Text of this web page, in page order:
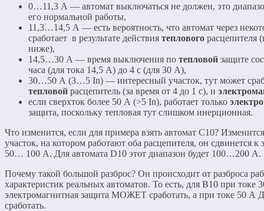
0…11,3 А — автомат выключаться не должен, это
его нормальной работы,
11,3…14,5 А — есть вероятность, что автомат через
сработает в результате действия теплового расцепителя
ниже),
14,5…30 А — время выключения по тепловой защите
часа (для тока 14,5 А) до 4 с (для 30 А),
30…50 А (3…5 In) — интересный участок, тут может
тепловой расцепитель (за время от 4 до 1 с), и
если сверхток более 50 А (>5 In), работает только
защита, поскольку тепловая тут слишком инерционная.
Что изменится, если для примера взять автомат С10?
участок, на котором работают оба расцепителя, он сдвинется к
50… 100 А. Для автомата D10 этот диапазон будет 100…200 А.
Почему такой большой разброс? Он происходит от разброса
характеристик реальных автоматов. То есть, для В10 при токе
электромагнитная защита МОЖЕТ сработать, а при токе 50
сработать.